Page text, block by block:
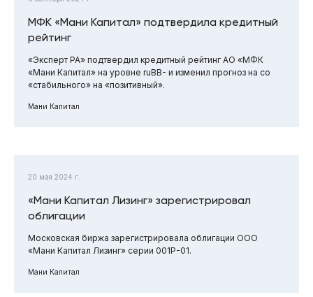
МФК «Мани Капитал» подтвердила кредитный
рейтинг
«Эксперт РА» подтвердил кредитный рейтинг АО «МФК
«Мани Капитал» на уровне ruBB- и изменил прогноз на со
«стабильного» на «позитивный».
Мани Капитал
20 мая 2024 г.
«Мани Капитал Лизинг» зарегистрировал
облигации
Московская биржа зарегистрировала облигации ООО
«Мани Капитал Лизинг» серии 001Р-01.
Мани Капитал